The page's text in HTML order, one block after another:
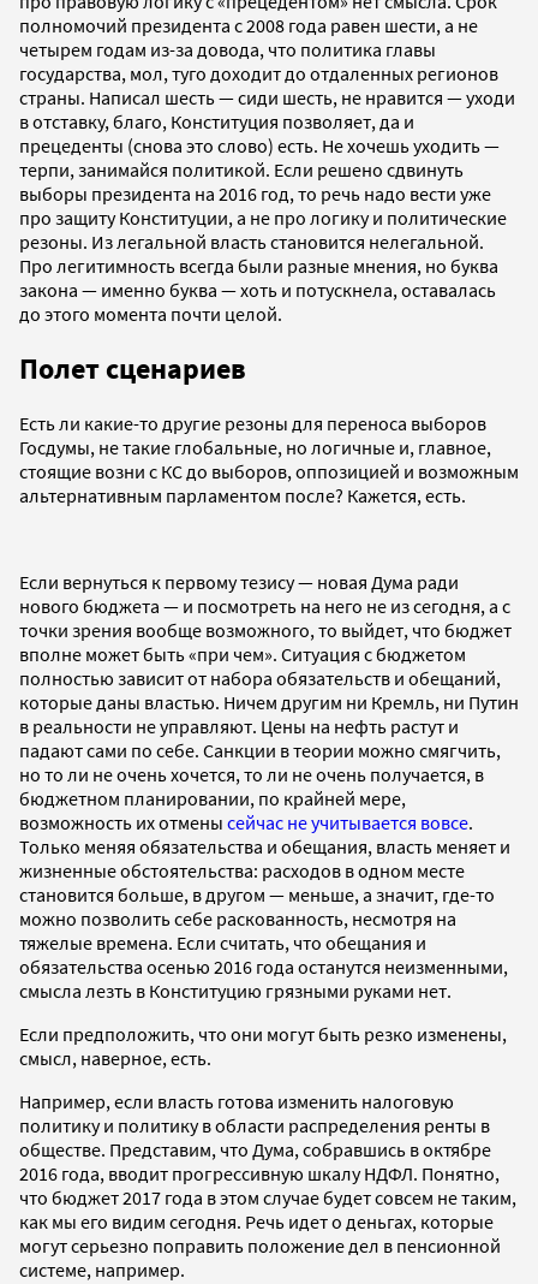
полномочий президента с 2008 года равен шести, а не
четырем годам из-за довода, что политика главы
государства, мол, туго доходит до отдаленных регионов
страны. Написал шесть — сиди шесть, не нравится — уходи
в отставку, благо, Конституция позволяет, да и
прецеденты (снова это слово) есть. Не хочешь уходить —
терпи, занимайся политикой. Если решено сдвинуть
выборы президента на 2016 год, то речь надо вести уже
про защиту Конституции, а не про логику и политические
резоны. Из легальной власть становится нелегальной.
Про легитимность всегда были разные мнения, но буква
закона — именно буква — хоть и потускнела, оставалась
до этого момента почти целой.
Полет сценариев
Есть ли какие-то другие резоны для переноса выборов
Госдумы, не такие глобальные, но логичные и, главное,
стоящие возни с КС до выборов, оппозицией и возможным
альтернативным парламентом после? Кажется, есть.
Если вернуться к первому тезису — новая Дума ради
нового бюджета — и посмотреть на него не из сегодня, а с
точки зрения вообще возможного, то выйдет, что бюджет
вполне может быть «при чем». Ситуация с бюджетом
полностью зависит от набора обязательств и обещаний,
которые даны властью. Ничем другим ни Кремль, ни Путин
в реальности не управляют. Цены на нефть растут и
падают сами по себе. Санкции в теории можно смягчить,
но то ли не очень хочется, то ли не очень получается, в
бюджетном планировании, по крайней мере,
возможность их отмены сейчас не учитывается вовсе.
Только меняя обязательства и обещания, власть меняет и
жизненные обстоятельства: расходов в одном месте
становится больше, в другом — меньше, а значит, где-то
можно позволить себе раскованность, несмотря на
тяжелые времена. Если считать, что обещания и
обязательства осенью 2016 года останутся неизменными,
смысла лезть в Конституцию грязными руками нет.
Если предположить, что они могут быть резко изменены,
смысл, наверное, есть.
Например, если власть готова изменить налоговую
политику и политику в области распределения ренты в
обществе. Представим, что Дума, собравшись в октябре
2016 года, вводит прогрессивную шкалу НДФЛ. Понятно,
что бюджет 2017 года в этом случае будет совсем не таким,
как мы его видим сегодня. Речь идет о деньгах, которые
могут серьезно поправить положение дел в пенсионной
системе, например.